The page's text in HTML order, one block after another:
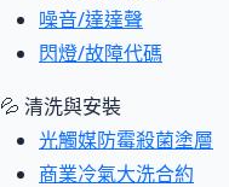
噪音/達達聲
閃燈/故障代碼
💦 清洗與安裝
光觸媒防霉殺菌塗層
商業冷氣大洗合約